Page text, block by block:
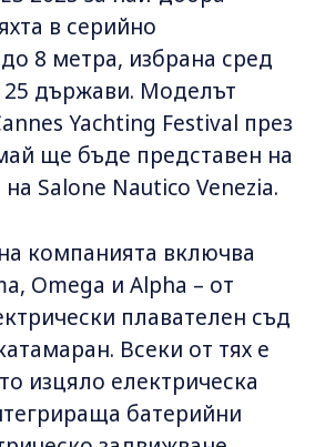
в серийно
8 метра, избрана сред
държави. Моделът
Yachting Festival през
ще бъде представен на
Salone Nautico Venezia.
компанията включва
Omega и Alpha – от
плавателен съд
Всеки от тях е
изцяло електрическа
батерийни